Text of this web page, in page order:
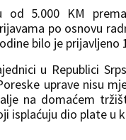
od 5.000 KM
po osnovu
bilo je prijavljeno
u Republici
uprave nisu
na domaćem
isplaćuju dio plate u